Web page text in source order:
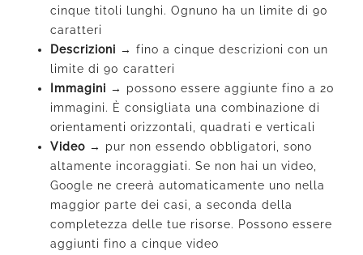
cinque titoli lunghi. Ognuno ha un limite di 90
caratteri
Descrizioni → fino a cinque descrizioni con un
limite di 90 caratteri
Immagini →
possono essere aggiunte fino a 20
immagini. È consigliata una combinazione di
orientamenti orizzontali, quadrati e verticali
Video →
pur non essendo obbligatori, sono
altamente incoraggiati. Se non hai un video,
Google ne creerà automaticamente uno nella
maggior parte dei casi, a seconda della
completezza delle tue risorse. Possono essere
aggiunti fino a cinque video